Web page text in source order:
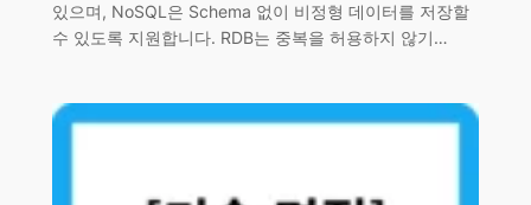
있으며, NoSQL은 Schema 없이 비정형 데이터를 저장할
수 있도록 지원합니다. RDB는 중복을 허용하지 않기…